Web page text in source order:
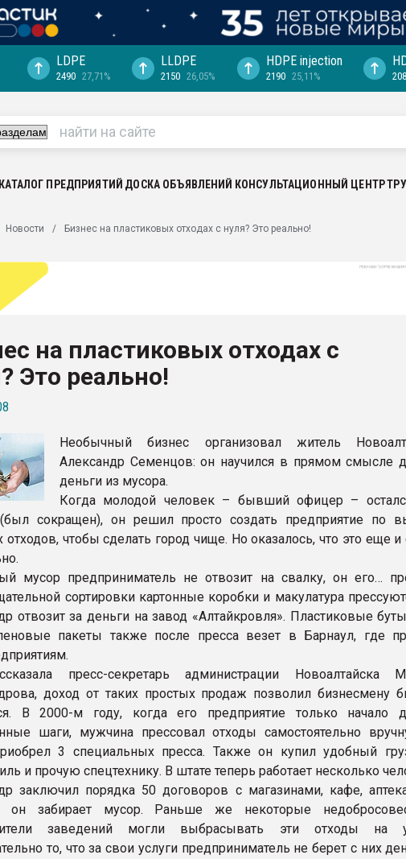
"Ижевскому
машины:
выходит на
рынке
выдува ПЭТ
НА ФОРУМ
LDPE
2490 27,71%
LLDPE
2150 26,05%
HDPE injection
2190 25,11%
КАТАЛОГ ПРЕДПРИЯТИЙ ДОСКА ОБЪЯВЛЕНИЙ КОНСУЛЬТАЦИОННЫЙ ЦЕНТР
Новости Бизнес на пластиковых отходах с нуля? Это реально!
на пластиковых отходах с
Это реально!
Необычный бизнес организовал житель
Александр Семенцов: он научился в прямом смысле
деньги из мусора.
Когда молодой человек – бывший офицер –
сокращен), он решил просто создать предприятие по
чтобы сделать город чище. Но оказалось, что это еще и
мусор предприниматель не отвозит на свалку, он его…
сортировки картонные коробки и макулатура
отвозит за деньги на завод «Алтайкровля». Пластиковые
пакеты также после пресса везет в Барнаул, где
пресс-секретарь администрации Новоалтайска
доход от таких простых продаж позволил бизнесмену
В 2000-м году, когда его предприятие только начало
шаги, мужчина прессовал отходы самостоятельно
3 специальных пресса. Также он купил удобный
и прочую спецтехнику. В штате теперь работает несколько
заключил порядка 50 договоров с магазинами, кафе,
он забирает мусор. Раньше же некоторые
заведений могли выбрасывать эти отходы на
то, что за свои услуги предприниматель не берет с них